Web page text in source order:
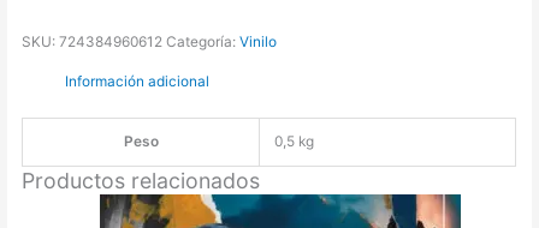
SKU:724384960612 Categoría:Vinilo
Información adicional
Peso 0,5 kg
Productos relacionados